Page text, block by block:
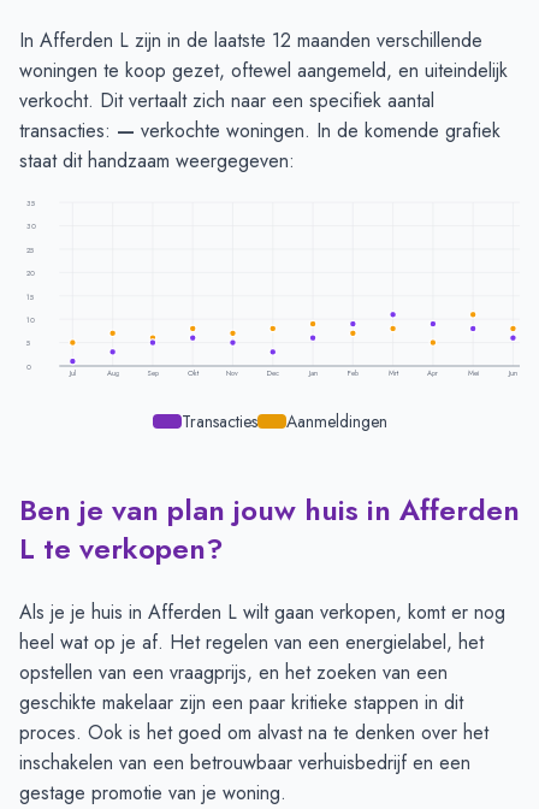
In Afferden L zijn in de laatste 12 maanden verschillende
woningen te koop gezet, oftewel aangemeld, en uiteindelijk
verkocht. Dit vertaalt zich naar een specifiek aantal
transacties: — verkochte woningen. In de komende grafiek
staat dit handzaam weergegeven:
35
30
25
20
15
10
5
0
Jul Aug Sep Okt Nov Dec Jan Feb Mrt Apr Mei Jun
Transacties Aanmeldingen
Transacties en aanmeldingen per maand - Afferden L
Maand
Transacties
Juli
1
Augustus
September
5
6
Oktober
8
November
5
December
3
Januari
6
9
Februari
9
7
Ben je van plan jouw huis in Afferden
L te verkopen?
Als je je huis in Afferden L wilt gaan verkopen, komt er nog
heel wat op je af. Het regelen van een energielabel, het
opstellen van een vraagprijs, en het zoeken van een
geschikte makelaar zijn een paar kritieke stappen in dit
proces. Ook is het goed om alvast na te denken over het
inschakelen van een betrouwbaar verhuisbedrijf en een
gestage promotie van je woning.